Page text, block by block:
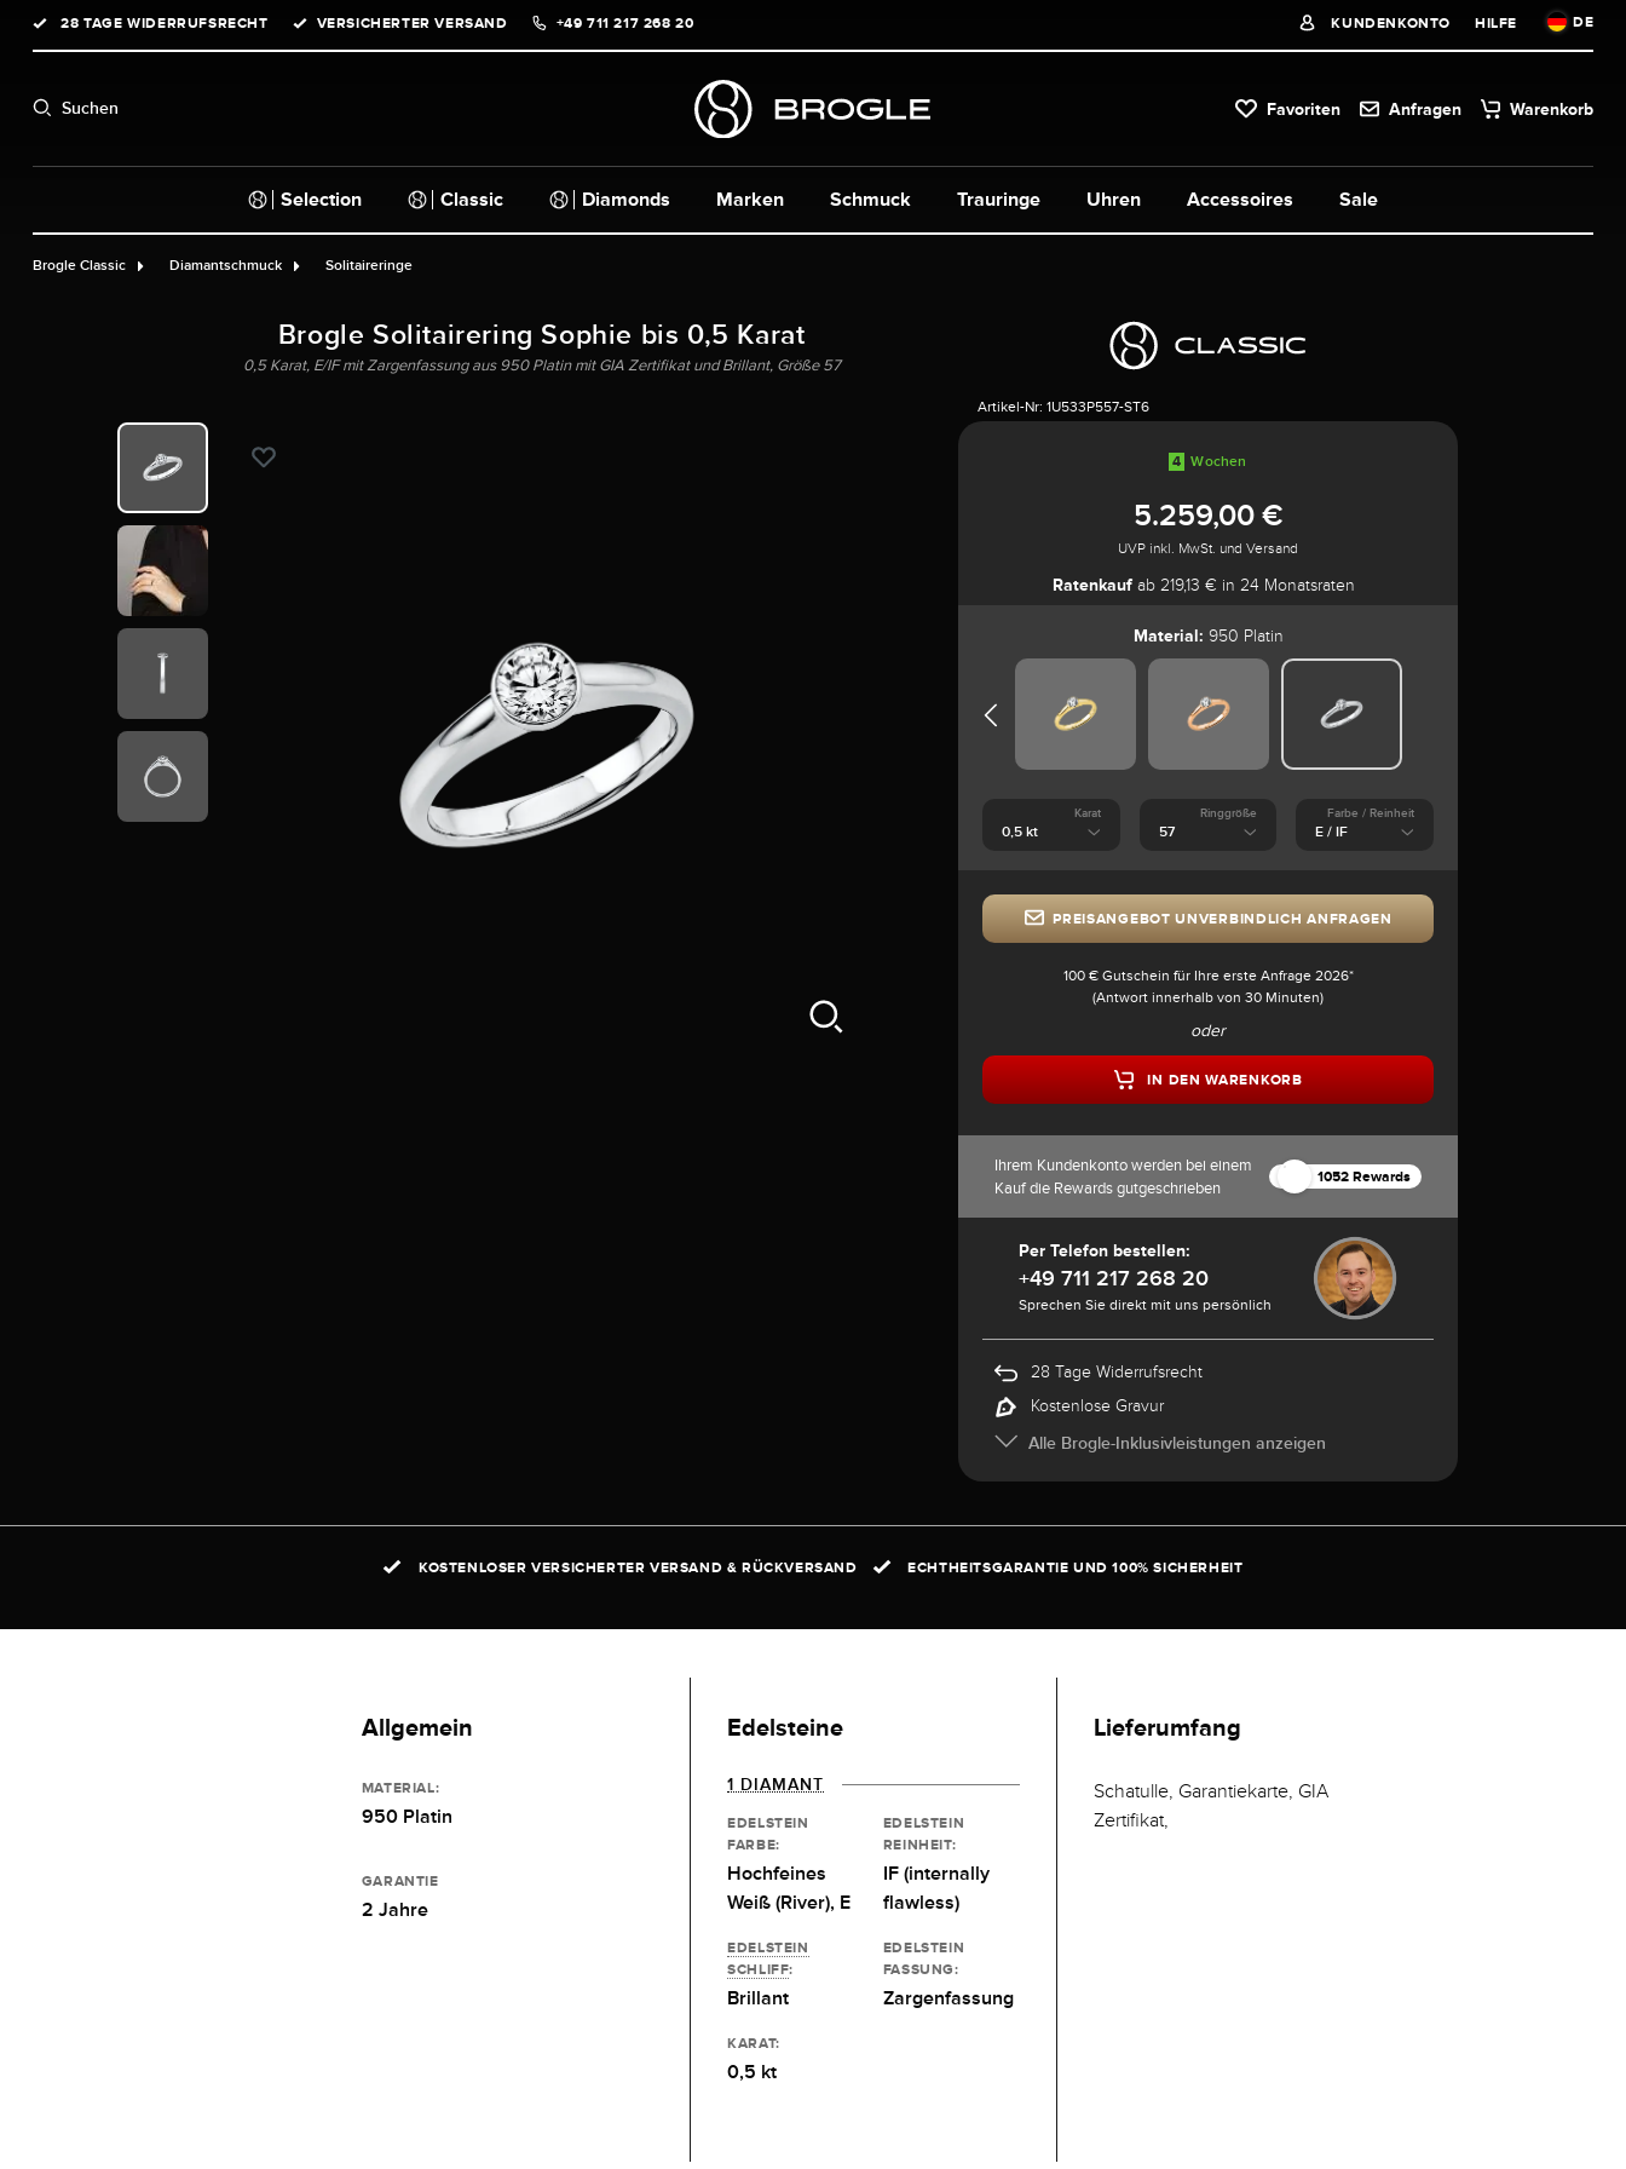
Zur Hauptnavigation springen
28 TAGE WIDERRUFSRECHT VERSICHERTER VERSAND +49 711 217 268 20 KUNDENKONTO HILFE DE
Suchen Favoriten Anfragen Warenkorb
Selection Classic Diamonds Marken Schmuck Uhren Accessoires Sale
Trauringe
Brogle Classic Diamantschmuck Solitaireringe
Brogle Solitairering Sophie bis 0,5 Karat
0,5 Karat, E/IF mit Zargenfassung aus 950 Platin mit GIA Zertifikat und Brillant, Größe 57
Artikel-Nr: 1U533P557-ST6
4 Wochen
5.259,00 €
UVP inkl. MwSt. und Versand
Ratenkaufab 219,13 € in 24 Monatsraten
Material: 950 Platin
Karat Ringgröße Farbe / Reinheit
PREISANGEBOT UNVERBINDLICH ANFRAGEN
100 € Gutschein für Ihre erste Anfrage 2026*
(Antwort innerhalb von 30 Minuten)
oder
IN DEN WARENKORB
Ihrem Kundenkonto werden bei einem
Kauf die Rewards gutgeschrieben
1052 Rewards
Per Telefon bestellen:
+49 711 217 268 20
Sprechen Sie direkt mit uns persönlich
28 Tage Widerrufsrecht
Kostenlose Gravur
Alle Brogle-Inklusivleistungen anzeigen
KOSTENLOSER VERSICHERTER VERSAND & RÜCKVERSAND ECHTHEITSGARANTIE UND 100% SICHERHEIT
Allgemein
MATERIAL:
950 Platin
GARANTIE
2 Jahre
Edelsteine
1 DIAMANT
EDELSTEIN
FARBE:
Hochfeines
Weiß (River), E
EDELSTEIN
REINHEIT:
IF (internally
flawless)
EDELSTEIN
SCHLIFF:
Brillant
EDELSTEIN
FASSUNG:
Zargenfassung
KARAT:
0,5 kt
Lieferumfang
Schatulle, Garantiekarte, GIA
Zertifikat,